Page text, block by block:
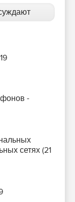
-
сетях (21